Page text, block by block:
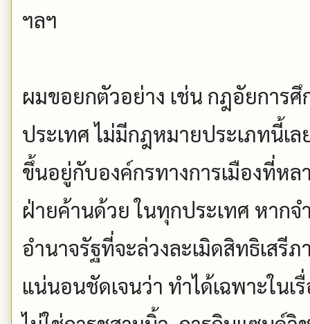
ฯลฯ
ผมขอยกตัวอย่าง เช่น กฎอัยการ
ประเทศ ไม่มีกฎหมายประเภทนี้เ
ขึ้นอยู่กับองค์กรทางการเมืองที่ห
ฝ่ายค้านด้วย ในทุกประเทศ หาก
อำนาจรัฐที่จะล่วงละเมิดสิทธิเสรี
แน่นอนชัดเจนว่า ทำได้เฉพาะในเ